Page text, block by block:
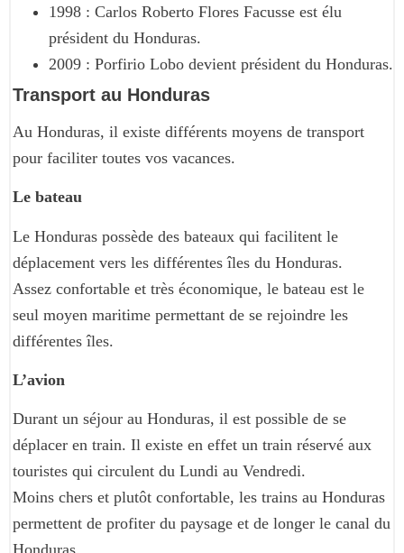
1998 : Carlos Roberto Flores Facusse est élu
président du Honduras.
2009 : Porfirio Lobo devient président du Honduras.
Transport au Honduras
Au Honduras, il existe différents moyens de transport
pour faciliter toutes vos vacances.
Le bateau
Le Honduras possède des bateaux qui facilitent le
déplacement vers les différentes îles du Honduras.
Assez confortable et très économique, le bateau est le
seul moyen maritime permettant de se rejoindre les
différentes îles.
L’avion
Durant un séjour au Honduras, il est possible de se
déplacer en train. Il existe en effet un train réservé aux
touristes qui circulent du Lundi au Vendredi.
Moins chers et plutôt confortable, les trains au Honduras
permettent de profiter du paysage et de longer le canal du